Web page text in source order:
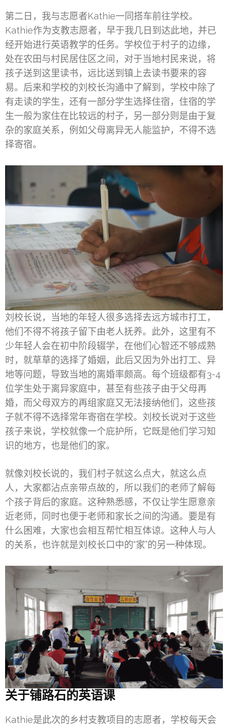
第二日，我与志愿者Kathie一同搭车前往学校。
Kathie作为支教志愿者，早于我几日到达此地，并已
经开始进行英语教学的任务。学校位于村子的边缘，
处在农田与村民居住区之间，对于当地村民来说，将
孩子送到这里读书，远比送到镇上去读书要来的容
易。后来和学校的刘校长沟通中了解到，学校中除了
有走读的学生，还有一部分学生选择住宿，住宿的学
生一般为家住在比较远的村子，另一部分则是由于复
杂的家庭关系，例如父母离异无人能监护，不得不选
择寄宿。
刘校长说，当地的年轻人很多选择去远方城市打工，
他们不得不将孩子留下由老人抚养。此外，这里有不
少年轻人会在初中阶段辍学，在他们心智还不够成熟
时，就草草的选择了婚姻，此后又因为外出打工、异
地等问题，导致当地的离婚率颇高。每个班级都有3-4
位学生处于离异家庭中，甚至有些孩子由于父母再
婚，而父母双方的再组家庭又无法接纳他们，这些孩
子就不得不选择常年寄宿在学校。刘校长说对于这些
孩子来说，学校就像一个庇护所，它既是他们学习知
识的地方，也是他们的家。
就像刘校长说的，我们村子就这么点大，就这么点
人，大家都沾点亲带点故的，所以我们的老师了解每
个孩子背后的家庭。这种熟悉感，不仅让学生愿意亲
近老师，同时也便于老师和家长之间的沟通。要是有
什么困难，大家也会相互帮忙相互体谅。这种人与人
的关系，也许就是刘校长口中的“家”的另一种体现。
关于铺路石的英语课
Kathie是此次的乡村支教项目的志愿者，学校每天会